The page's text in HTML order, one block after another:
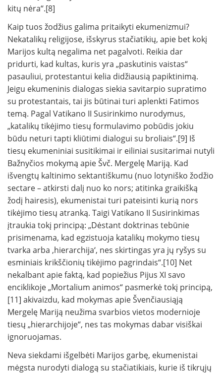
kitų nėra“.[8]
Kaip tuos žodžius galima pritaikyti ekumenizmui?
Nekatalikų religijose, išskyrus stačiatikių, apie bet kokį
Marijos kultą negalima net pagalvoti. Reikia dar
pridurti, kad kultas, kuris yra „paskutinis vaistas“
pasauliui, protestantui kelia didžiausią papiktinimą.
Jeigu ekumeninis dialogas siekia savitarpio supratimo
su protestantais, tai jis būtinai turi aplenkti Fatimos
temą. Pagal Vatikano II Susirinkimo nurodymus,
„katalikų tikėjimo tiesų formulavimo pobūdis jokiu
būdu neturi tapti kliūtimi dialogui su broliais“.[9] Iš
tiesų ekumeniniai susitikimai ir eiliniai susitarimai nutyli
Bažnyčios mokymą apie Švč. Mergelę Mariją. Kad
išvengtų kaltinimo sektantiškumu (nuo lotyniško žodžio
sectare – atkirsti dalį nuo ko nors; atitinka graikišką
žodį hairesis), ekumenistai turi pateisinti kurią nors
tikėjimo tiesų atranką. Taigi Vatikano II Susirinkimas
įtraukia tokį principą: „Dėstant doktrinas tebūnie
prisimenama, kad egzistuoja katalikų mokymo tiesų
tvarka arba ‚hierarchija‘, nes skirtingas yra jų ryšys su
esminiais krikščionių tikėjimo pagrindais“.[10] Net
nekalbant apie faktą, kad popiežius Pijus XI savo
enciklikoje „Mortalium animos“ pasmerkė tokį principą,
[11] akivaizdu, kad mokymas apie Švenčiausiąją
Mergelę Mariją neužima svarbios vietos modernioje
tiesų „hierarchijoje“, nes tas mokymas dabar visiškai
ignoruojamas.
Neva siekdami išgelbėti Marijos garbę, ekumenistai
mėgsta nurodyti dialogą su stačiatikiais, kurie iš tikrųjų